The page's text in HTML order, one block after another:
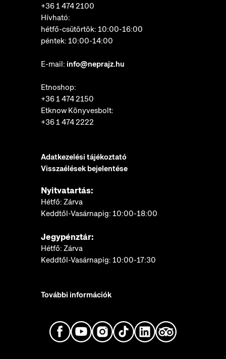
+36 1 474 2100
Hívható:
hétfő-csütörtök: 10:00-16:00
péntek: 10:00-14:00
E-mail: info@neprajz.hu
Etnoshop:
+36 1 474 2150
Etknow Könyvesbolt:
+36 1 474 2222
Adatkezelési tájékoztató
Visszaélések bejelentése
Nyitvatartás:
Hétfő: Zárva
Keddtől-Vasárnapig: 10:00-18:00
Jegypénztár:
Hétfő: Zárva
Keddtől-Vasárnapig: 10:00-17:30
További információk